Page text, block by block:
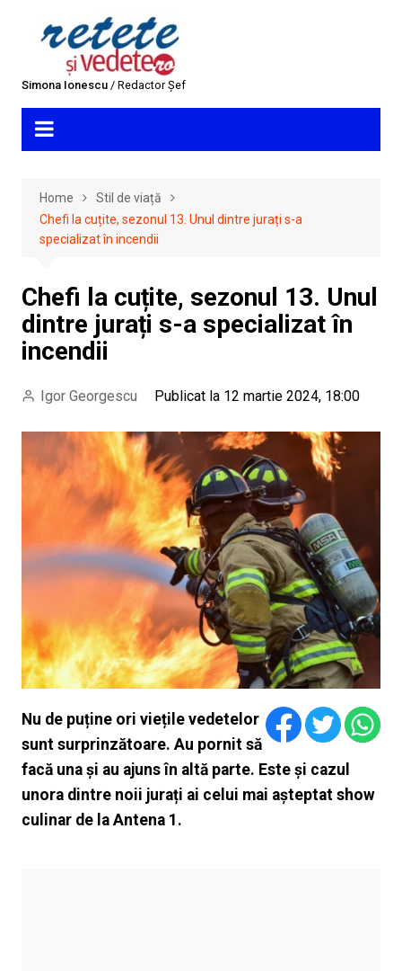
Simona Ionescu/ Redactor Șef
Home
Stil de viață
Chefi la cuțite, sezonul 13. Unul dintre jurați s-a
specializat în incendii
Chefi la cuțite, sezonul 13. Unul
dintre jurați s-a specializat în
incendii
Igor Georgescu Publicat la 12 martie 2024, 18:00
Nu de puține ori viețile vedetelor
sunt surprinzătoare. Au pornit să
facă una și au ajuns în altă parte. Este și cazul
unora dintre noii jurați ai celui mai așteptat show
culinar de la Antena 1.